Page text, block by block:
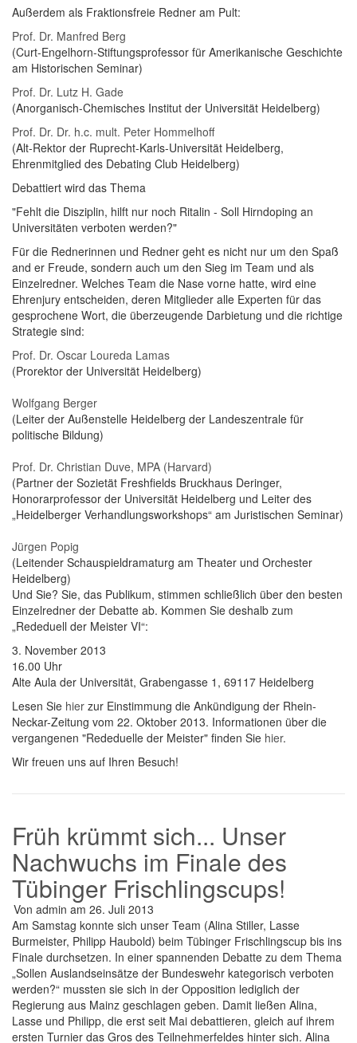
Außerdem als Fraktionsfreie Redner am Pult:
Prof. Dr. Manfred Berg
(Curt-Engelhorn-Stiftungsprofessor für Amerikanische Geschichte
am Historischen Seminar)
Prof. Dr. Lutz H. Gade
(Anorganisch-Chemisches Institut der Universität Heidelberg)
Prof. Dr. Dr. h.c. mult. Peter Hommelhoff
(Alt-Rektor der Ruprecht-Karls-Universität Heidelberg,
Ehrenmitglied des Debating Club Heidelberg)
Debattiert wird das Thema
"Fehlt die Disziplin, hilft nur noch Ritalin - Soll Hirndoping an
Universitäten verboten werden?"
Für die Rednerinnen und Redner geht es nicht nur um den Spaß
and er Freude, sondern auch um den Sieg im Team und als
Einzelredner. Welches Team die Nase vorne hatte, wird eine
Ehrenjury entscheiden, deren Mitglieder alle Experten für das
gesprochene Wort, die überzeugende Darbietung und die richtige
Strategie sind:
Prof. Dr. Oscar Loureda Lamas
(Prorektor der Universität Heidelberg)
Wolfgang Berger
(Leiter der Außenstelle Heidelberg der Landeszentrale für
politische Bildung)
Prof. Dr. Christian Duve, MPA (Harvard)
(Partner der Sozietät Freshfields Bruckhaus Deringer,
Honorarprofessor der Universität Heidelberg und Leiter des
„Heidelberger Verhandlungsworkshops“ am Juristischen Seminar)
Jürgen Popig
(Leitender Schauspieldramaturg am Theater und Orchester
Heidelberg)
Und Sie? Sie, das Publikum, stimmen schließlich über den besten
Einzelredner der Debatte ab. Kommen Sie deshalb zum
„Rededuell der Meister VI“:
3. November 2013
16.00 Uhr
Alte Aula der Universität, Grabengasse 1, 69117 Heidelberg
Lesen Sie hier zur Einstimmung die Ankündigung der Rhein-
Neckar-Zeitung vom 22. Oktober 2013. Informationen über die
vergangenen "Rededuelle der Meister" finden Sie hier.
Wir freuen uns auf Ihren Besuch!
Früh krümmt sich... Unser
Nachwuchs im Finale des
Tübinger Frischlingscups!
Von admin am 26. Juli 2013
Am Samstag konnte sich unser Team (Alina Stiller, Lasse
Burmeister, Philipp Haubold) beim Tübinger Frischlingscup bis ins
Finale durchsetzen. In einer spannenden Debatte zu dem Thema
„Sollen Auslandseinsätze der Bundeswehr kategorisch verboten
werden?“ mussten sie sich in der Opposition lediglich der
Regierung aus Mainz geschlagen geben. Damit ließen Alina,
Lasse und Philipp, die erst seit Mai debattieren, gleich auf ihrem
ersten Turnier das Gros des Teilnehmerfeldes hinter sich. Alina